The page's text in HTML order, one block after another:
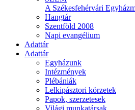
A Székesfehérvári
Hangtár
Szentföld 2008
Napi evangélium
Adattár
Adattár
Egyházunk
Intézmények
Plébániák
Lelkipásztori körzetek
Papok, szerzetesek
Világi munkatársak